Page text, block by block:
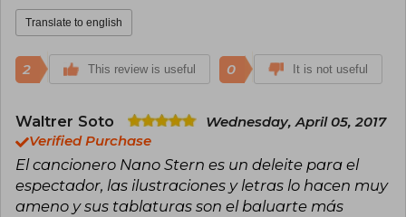
Translate to english
2 This review is useful 0 It is not useful
Waltrer Soto
Wednesday, April 05, 2017
Verified Purchase
El cancionero Nano Stern es un deleite para el
espectador, las ilustraciones y letras lo hacen muy
ameno y sus tablaturas son el baluarte más